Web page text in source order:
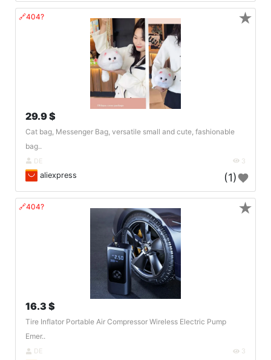
🔗404?
29.9 $
Cat bag, Messenger Bag, versatile small and cute, fashionable
bag..
DE 3
aliexpress (1)
★
🔗404?
16.3 $
Tire Inflator Portable Air Compressor Wireless Electric Pump
Emer..
DE 3
★